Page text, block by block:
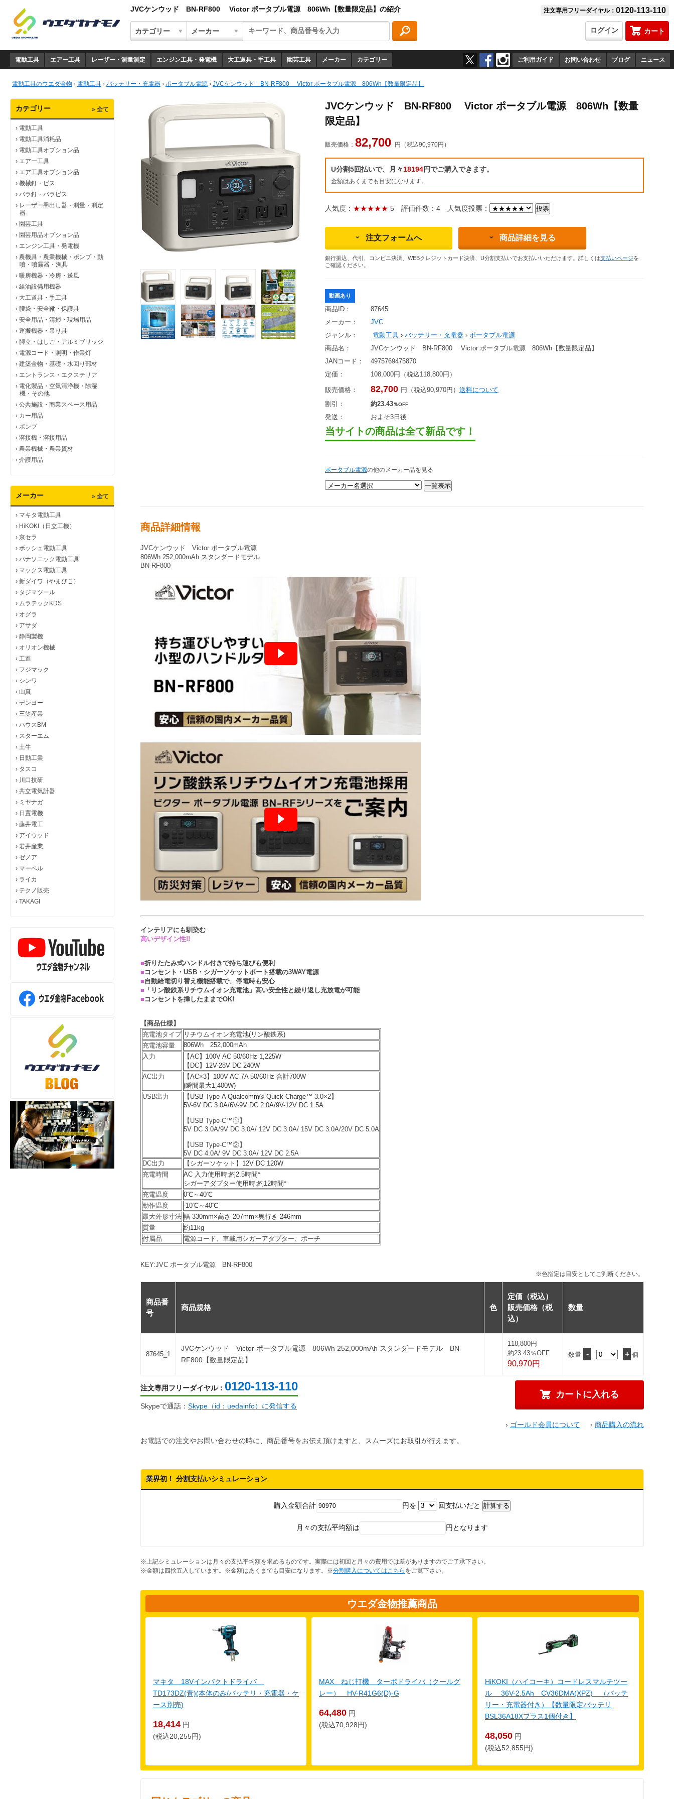
JVCケンウッド BN-RF800 Victor ポータブル電源 806Wh【数量限定品】の紹介 注文専用フリーダイヤル： 0120-113-110
カート
ログイン
電動工具 エアー工具 レーザー・測量測定 エンジン工具・発電機 大工道具・手工具 園芸工具 メーカー カテゴリー ご利用ガイド お問い合わせ ブログ ニュース
電動工具のウエダ金物 › 電動工具 › バッテリー・充電器 › ポータブル電源 › JVCケンウッド BN-RF800 Victor ポータブル電源 806Wh【数量限定品】
カテゴリー » 全て
› 電動工具
› 電動工具消耗品
› 電動工具オプション品
› エアー工具
› エア工具オプション品
› 機械釘・ビス
› バラ釘・バラビス
› レーザー墨出し器・測量・測定
器
› 園芸工具
› 園芸用品オプション品
› エンジン工具・発電機
› 農機具・農業機械・ポンプ・動
噴・噴霧器・漁具
› 暖房機器・冷房・送風
› 給油設備用機器
› 大工道具・手工具
› 腰袋・安全靴・保護具
› 安全用品・清掃・現場用品
› 運搬機器・吊り具
› 脚立・はしご・アルミブリッジ
› 電源コード・照明・作業灯
› 建築金物・基礎・水回り部材
› エントランス・エクステリア
› 電化製品・空気清浄機・除湿
機・その他
› 公共施設・商業スペース用品
› カー用品
› ポンプ
› 溶接機・溶接用品
› 農業機械・農業資材
› 介護用品
メーカー » 全て
› マキタ電動工具
› HiKOKI（日立工機）
› 京セラ
› ボッシュ電動工具
› パナソニック電動工具
› マックス電動工具
› 新ダイワ（やまびこ）
› タジマツール
› ムラテックKDS
› オグラ
› アサダ
› 静岡製機
› オリオン機械
› 工進
› フジマック
› シンワ
› 山真
› デンヨー
› 三笠産業
› ハウスBM
› スターエム
› 土牛
› 日動工業
› タスコ
› 川口技研
› 共立電気計器
› ミヤナガ
› 日置電機
› 藤井電工
› アイウッド
› 若井産業
› ゼノア
› マーベル
› ライカ
› テクノ販売
› TAKAGI
JVCケンウッド BN-RF800 Victor ポータブル電源 806Wh【数量
限定品】
販売価格： 82,700 円（税込90,970円）
U分割5回払いで、月々18194円でご購入できます。
金額はあくまでも目安になります。
人気度： ★★★★★ 5 評価件数：4 人気度投票：
注文フォームへ 商品詳細を見る
銀行振込、代引、コンビニ決済、WEBクレジットカード決済、U分割支払いでお支払いいただけます。詳しくは支払いページを
ご確認ください。
動画あり
商品ID：
87645
メーカー：
JVC
ジャンル：
電動工具 › バッテリー・充電器 › ポータブル電源
商品名：
JVCケンウッド BN-RF800 Victor ポータブル電源 806Wh【数量限定品】
JANコード：
4975769475870
定価：
108,000円（税込118,800円）
販売価格： 82,700 円（税込90,970円） 送料について
割引：
約23.43％OFF
発送： およそ3日後
当サイトの商品は全て新品です！
ポータブル電源の他のメーカー品を見る
商品詳細情報
JVCケンウッド Victor ポータブル電源
806Wh 252,000mAh スタンダードモデル
BN-RF800
インテリアにも馴染む
高いデザイン性!!
■折りたたみ式ハンドル付きで持ち運びも便利
■ コンセント・USB・シガーソケットポート搭載の3WAY電源
■自動給電切り替え機能搭載で、停電時も安心
■ 「リン酸鉄系リチウムイオン充電池」高い安全性と繰り返し充放電が可能
■ コンセントを挿したままでOK!
【商品仕様】
充電池タイプ リチウムイオン充電池(リン酸鉄系)
充電池容量
806Wh 252,000mAh
入力
【AC】100V AC 50/60Hz 1,225W
【DC】12V-28V DC 240W
AC出力
【AC×3】100V AC 7A 50/60Hz 合計700W
(瞬間最大1,400W)
USB出力
【USB Type-A Qualcomm® Quick Charge™ 3.0×2】
5V-6V DC 3.0A/6V-9V DC 2.0A/9V-12V DC 1.5A
【USB Type-C™①】
5V DC 3.0A/9V DC 3.0A/ 12V DC 3.0A/ 15V DC 3.0A/20V DC 5.0A
【USB Type-C™②】
5V DC 4.0A/ 9V DC 3.0A/ 12V DC 2.5A
DC出力
【シガーソケット】12V DC 120W
充電時間
AC 入力使用時:約2.5時間*
シガーアダプター使用時:約12時間*
充電温度
0℃～40℃
動作温度
-10℃～40℃
最大外形寸法 幅 330mm×高さ 207mm×奥行き 246mm
質量
約11kg
付属品
電源コード、車載用シガーアダプター、ポーチ
KEY:JVC ポータブル電源 BN-RF800
※色指定は目安としてご判断ください。
商品番
号
商品規格 色
定価（税込）
販売価格（税
込）
数量
87645_1
JVCケンウッド Victor ポータブル電源 806Wh 252,000mAh スタンダードモデル BN-
RF800【数量限定品】
118,800円
約23.43％OFF
90,970円
数量 - + 個
› ゴールド会員について › 商品購入の流れ
注文専用フリーダイヤル： 0120-113-110
Skypeで通話： Skype（id：uedainfo）に発信する
お電話での注文やお問い合わせの時に、商品番号をお伝え頂けますと、スムーズにお取引が行えます。
業界初！ 分割支払いシミュレーション
購入金額合計 円を 回支払いだと
月々の支払平均額は 円となります
※上記シミュレーションは月々の支払平均額を求めるものです。実際には初回と月々の費用では差がありますのでご了承下さい。
※金額は四捨五入しています。※金額はあくまでも目安になります。※分割購入についてはこちら をご覧下さい。
ウエダ金物推薦商品
マキタ 18Vインパクトドライバ
TD173DZ(青)(本体のみ/バッテリ・充電器・ケ
ース別売)
18,414 円
(税込20,255円)
MAX ねじ打機 ターボドライバ（クールグ
レー） HV-R41G6(D)-G
64,480 円
(税込70,928円)
HiKOKI（ハイコーキ）コードレスマルチツー
ル 36V-2.5Ah CV36DMA(XPZ) （バッテ
リー・充電器付き）【数量限定バッテリ
BSL36A18Xプラス1個付き】
48,050 円
(税込52,855円)